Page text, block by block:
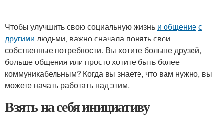
Чтобы улучшить свою социальную жизнь и общениес
другими людьми, важно сначала понять свои
собственные потребности. Вы хотите больше друзей,
больше общения или просто хотите быть более
коммуникабельным? Когда вы знаете, что вам нужно, вы
можете начать работать над этим.
Взять на себя инициативу